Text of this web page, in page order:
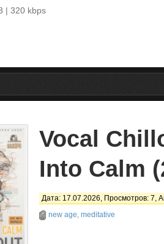
| 320 kbps
Vocal
Into Calm
Дата: 17.07.2026, Просмотров: 7,
new age, meditative